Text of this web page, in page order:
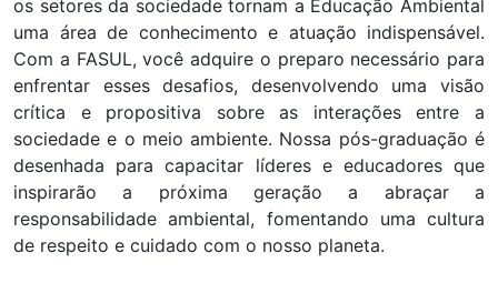
os setores da sociedade tornam a Educação Ambiental
uma área de conhecimento e atuação indispensável.
Com a FASUL, você adquire o preparo necessário para
enfrentar esses desafios, desenvolvendo uma visão
crítica e propositiva sobre as interações entre a
sociedade e o meio ambiente. Nossa pós-graduação é
desenhada para capacitar líderes e educadores que
inspirarão a próxima geração a abraçar a
responsabilidade ambiental, fomentando uma cultura
de respeito e cuidado com o nosso planeta.